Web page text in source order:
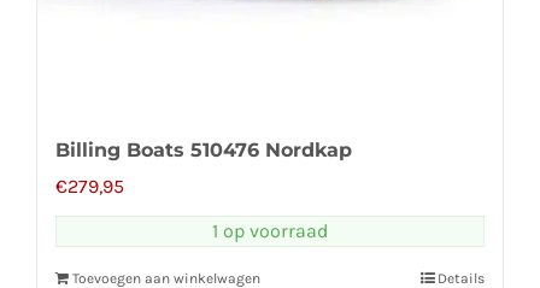
Billing Boats 510476 Nordkap
€279,95
1 op voorraad
Toevoegen aan winkelwagen Details